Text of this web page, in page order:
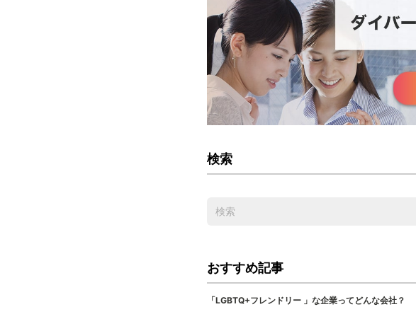
検索
おすすめ記事
「LGBTQ+フレンドリー 」な企業ってどんな会社？